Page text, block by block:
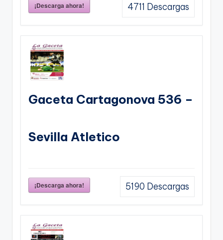
¡Descarga ahora! 4711 Descargas
Gaceta Cartagonova 536 –
Sevilla Atletico
¡Descarga ahora! 5190 Descargas